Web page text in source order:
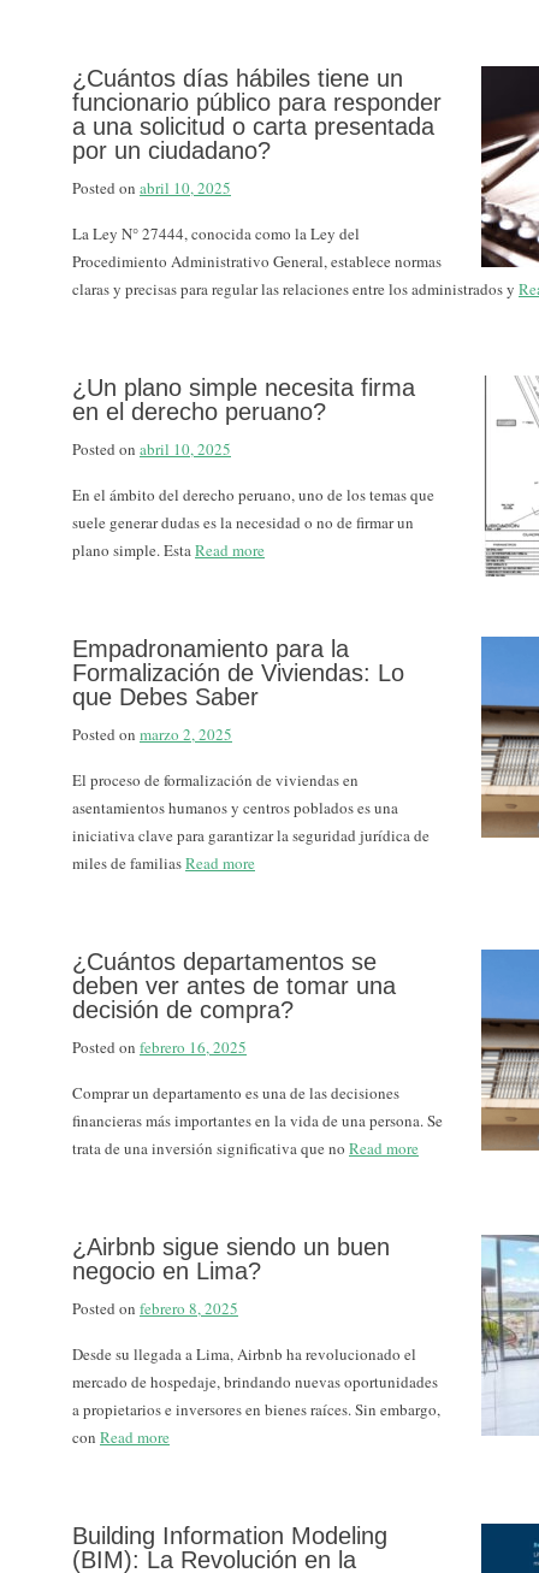
¿Cuántos días hábiles tiene un
funcionario público para responder
a una solicitud o carta presentada
por un ciudadano?
Posted on abril 10, 2025
La Ley N° 27444, conocida como la Ley del
Procedimiento Administrativo General, establece normas
claras y precisas para regular las relaciones entre los administrados y
¿Un plano simple necesita firma
en el derecho peruano?
Posted on abril 10, 2025
En el ámbito del derecho peruano, uno de los temas que
suele generar dudas es la necesidad o no de firmar un
plano simple. EstaRead more
Empadronamiento para la
Formalización de Viviendas: Lo
que Debes Saber
Posted on marzo 2, 2025
El proceso de formalización de viviendas en
asentamientos humanos y centros poblados es una
iniciativa clave para garantizar la seguridad jurídica de
miles de familiasRead more
¿Cuántos departamentos se
deben ver antes de tomar una
decisión de compra?
Posted on febrero 16, 2025
Comprar un departamento es una de las decisiones
financieras más importantes en la vida de una persona. Se
trata de una inversión significativa que no Read more
¿Airbnb sigue siendo un buen
negocio en Lima?
Posted on febrero 8, 2025
Desde su llegada a Lima, Airbnb ha revolucionado el
mercado de hospedaje, brindando nuevas oportunidades
a propietarios e inversores en bienes raíces. Sin embargo,
con Read more
Building Information Modeling
(BIM): La Revolución en la